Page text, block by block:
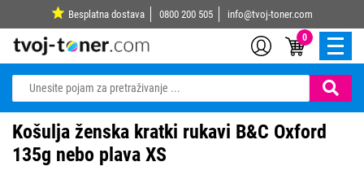
Besplatna dostava 0800 200 505 info@tvoj-toner.com
0
Košulja ženska kratki rukavi B&C Oxford
135g nebo plava XS